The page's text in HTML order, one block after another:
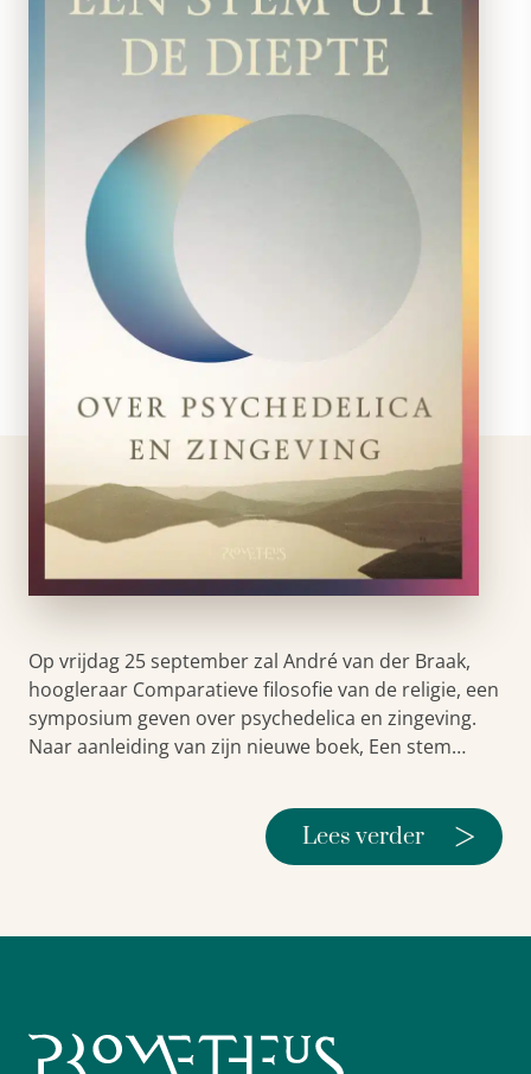
Op vrijdag 25 september zal André van der Braak,
hoogleraar Comparatieve filosofie van de religie, een
symposium geven over psychedelica en zingeving.
Naar aanleiding van zijn nieuwe boek, Een stem…
Lees verder >